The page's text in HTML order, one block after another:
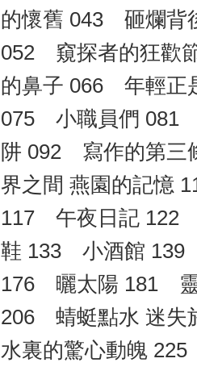
的懷舊 043 砸爛背
052 窺探者的狂歡
的鼻子 066 年輕正
075 小職員們 081
阱 092 寫作的第三
界之間 燕園的記憶
117 午夜日記 122
鞋 133 小酒館
176 曬太陽 181
206 蜻蜓點水 迷失
水裏的驚心動魄